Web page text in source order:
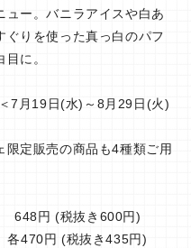
ュー。バニラアイスや白あ
ぐりを使った真っ白のパフ
に。
7月19日(水)～8月29日(火)
定販売の商品も4種類ご用
円 (税抜き600円)
円 (税抜き435円)